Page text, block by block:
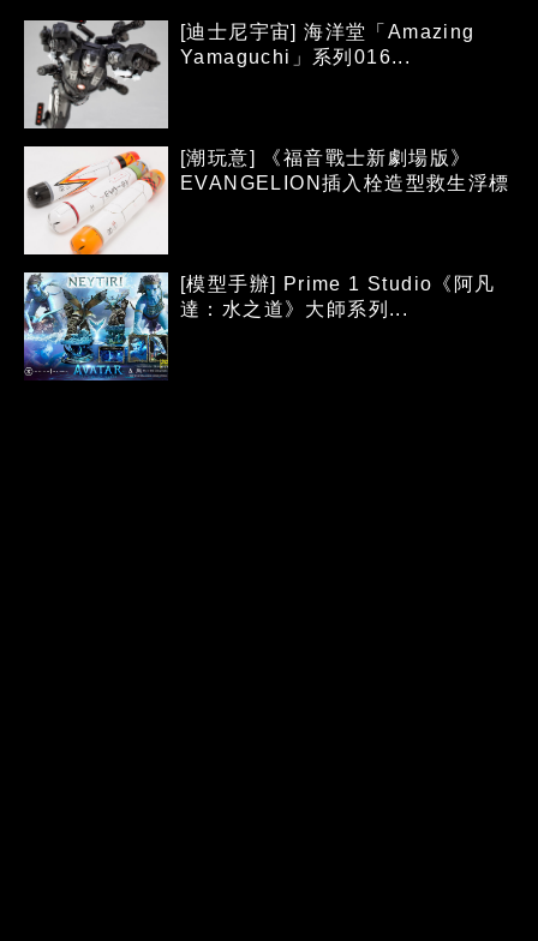
[迪士尼宇宙] 海洋堂「Amazing
Yamaguchi」系列016...
[潮玩意] 《福音戰士新劇場版》
EVANGELION插入栓造型救生浮標
[模型手辦] Prime 1 Studio《阿凡
達：水之道》大師系列...